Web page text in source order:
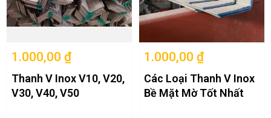
1.000,00 ₫
Thanh V Inox V10, V20,
V30, V40, V50
1.000,00 ₫
Các Loại Thanh V Inox
Bề Mặt Mờ Tốt Nhất